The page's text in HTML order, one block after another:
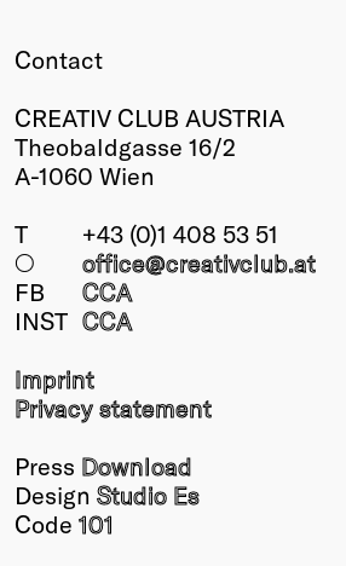
Contact
CREATIV CLUB AUSTRIA
Theobaldgasse 16/2
A-1060 Wien
T
+43 (0)1 408 53 51
○
office@creativclub.at
FB
CCA
INST CCA
Imprint
Privacy statement
Press Download
Design Studio Es
Code 101